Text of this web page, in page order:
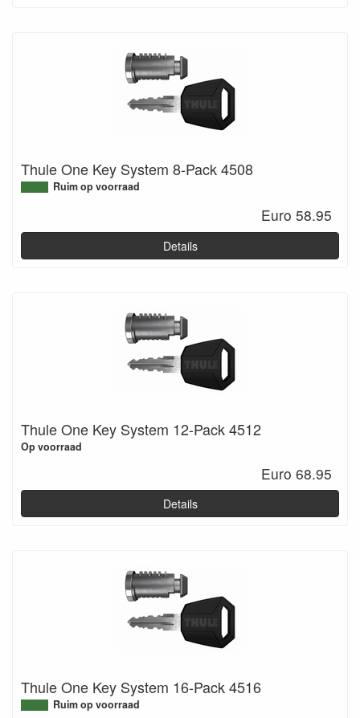
Thule One Key System 8-Pack 4508
Ruim op voorraad
Euro 58.95
Details
Thule One Key System 12-Pack 4512
Op voorraad
Euro 68.95
Details
Thule One Key System 16-Pack 4516
Ruim op voorraad